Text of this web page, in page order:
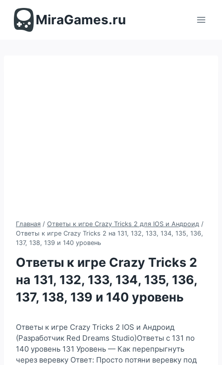
содержимомуMiraGames.ru
Главная / Ответы к игре Crazy Tricks 2 для IOS и Андроид /
Ответы к игре Crazy Tricks 2 на 131, 132, 133, 134, 135, 136,
137, 138, 139 и 140 уровень
Ответы к игре Crazy Tricks 2
на 131, 132, 133, 134, 135, 136,
137, 138, 139 и 140 уровень
Ответы к игре Crazy Tricks 2 IOS и Андроид
(Разработчик Red Dreams Studio)Ответы с 131 по
140 уровень 131 Уровень — Как перепрыгнуть
через веревку Ответ: Просто потяни веревку под